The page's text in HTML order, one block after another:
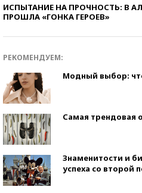
ИСПЫТАНИЕ НА ПРОЧНОСТЬ: В
ПРОШЛА «ГОНКА ГЕРОЕВ»
РЕКОМЕНДУЕМ:
Модный выбор:
Самая трендовая
Знаменитости и
успеха со второй